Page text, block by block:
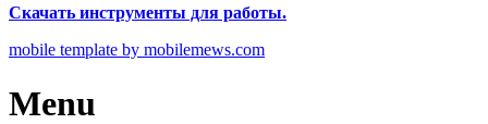
Скачать инструменты для работы.
mobile template by mobilemews.com
Menu